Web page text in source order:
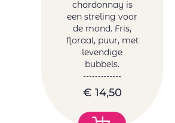
chardonnay is
een streling voor
de mond. Fris,
floraal, puur, met
levendige
bubbels.
€ 14,50